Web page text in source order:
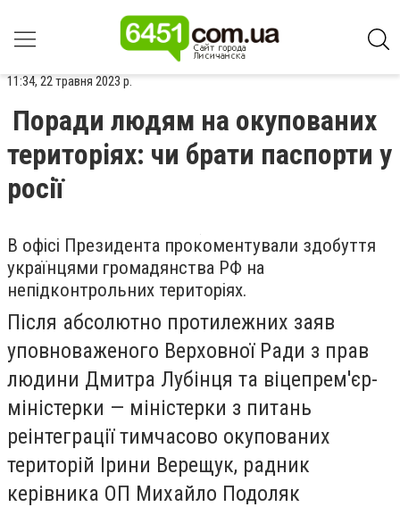
11:34, 22 травня 2023 р.
Поради людям на окупованих
територіях: чи брати паспорти у
росії
В офісі Президента прокоментували здобуття
українцями громадянства РФ на
непідконтрольних територіях.
Після абсолютно протилежних заяв
уповноваженого Верховної Ради з прав
людини Дмитра Лубінця та віцепрем'єр-
міністерки — міністерки з питань
реінтеграції тимчасово окупованих
територій Ірини Верещук, радник
керівника ОП Михайло Подоляк